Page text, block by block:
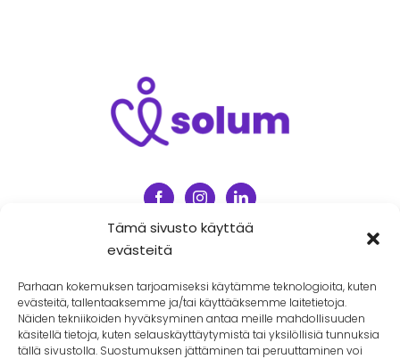
Tämä sivusto käyttää
evästeitä
Parhaan kokemuksen tarjoamiseksi käytämme teknologioita, kuten
evästeitä, tallentaaksemme ja/tai käyttääksemme laitetietoja.
Näiden tekniikoiden hyväksyminen antaa meille mahdollisuuden
käsitellä tietoja, kuten selauskäyttäytymistä tai yksilöllisiä tunnuksia
tällä sivustolla. Suostumuksen jättäminen tai peruuttaminen voi
Intranet
Väärinkäytösepäilyjen ilmoituskanava
(Whistle blower)